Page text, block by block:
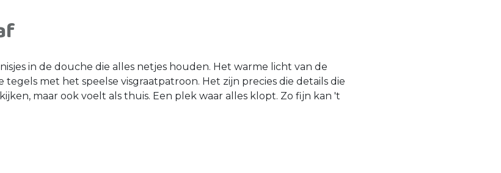
in de douche die alles netjes houden. Het warme licht van de
met het speelse visgraatpatroon. Het zijn precies die details die
maar ook voelt als thuis. Een plek waar alles klopt. Zo fijn kan 't